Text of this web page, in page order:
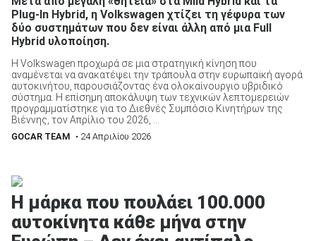
Plug-In Hybrid, η Volkswagen χτίζει τη γέφυρα των
δύο συστημάτων που δεν είναι άλλη από μια Full
Hybrid υλοποίηση.
Η Volkswagen προχωρά σε μια στρατηγική κίνηση που
αναμένεται να ανακατέψει την τράπουλα στην ευρωπαϊκή αγορά
αυτοκινήτου, παρουσιάζοντας ένα ολοκαίνουργιο υβριδικό
σύστημα. Η επίσημη αποκάλυψη των τεχνικών λεπτομερειών
προγραμματίστηκε για το Διεθνές Συμπόσιο Κινητήρων της
Βιέννης, τον Απρίλιο του 2026, ...
GOCAR TEAM • 24 Απριλίου 2026
Η μάρκα που πουλάει 100.000
αυτοκίνητα κάθε μήνα στην